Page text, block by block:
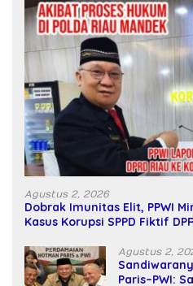
Agustus 2, 2026
Dobrak Imunitas Elit, PPWI
Kasus Korupsi SPPD Fiktif
Agustus 2,
Paris–PWI: